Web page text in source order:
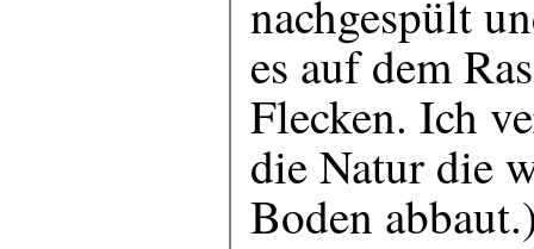
nachgespült
es auf dem
Flecken. Ich
die Natur die
Boden